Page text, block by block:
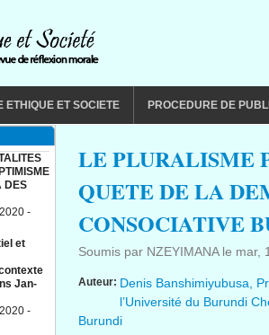
ETHIQUE ET SOCIETE PROCEDURE DE
LE PLURALISME
QUETE DE LA
CONSOCIATIVE
Soumis par NZEYIMANAle mar,
Auteur: Denis Banshimiyubusa,
l’Université du Burundi
Burundi
DES
-
et
Jan-
-